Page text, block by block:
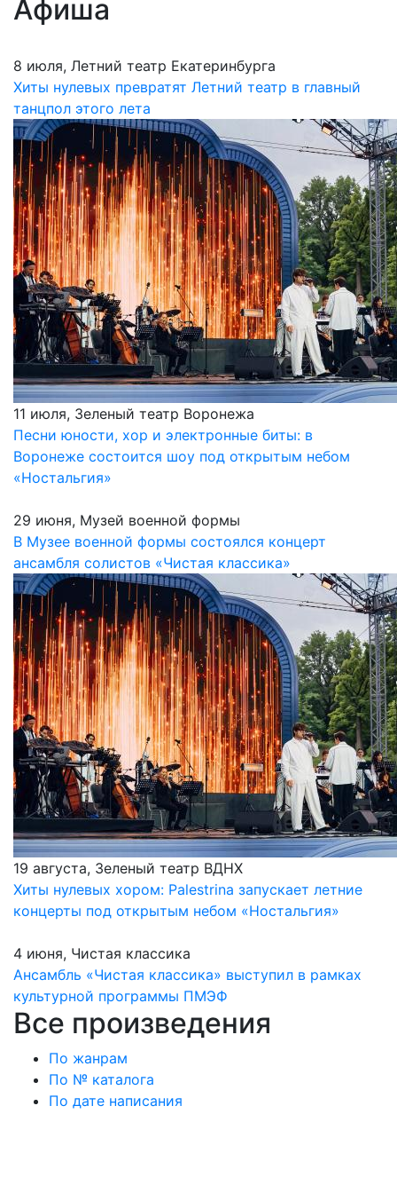
Афиша
8 июля, Летний театр Екатеринбурга
Хиты нулевых превратят Летний театр в главный
танцпол этого лета
11 июля, Зеленый театр Воронежа
Песни юности, хор и электронные биты: в
Воронеже состоится шоу под открытым небом
«Ностальгия»
29 июня, Музей военной формы
В Музее военной формы состоялся концерт
ансамбля солистов «Чистая классика»
19 августа, Зеленый театр ВДНХ
Хиты нулевых хором: Palestrina запускает летние
концерты под открытым небом «Ностальгия»
4 июня, Чистая классика
Ансамбль «Чистая классика» выступил в рамках
культурной программы ПМЭФ
Все произведения
По жанрам
По № каталога
По дате написания